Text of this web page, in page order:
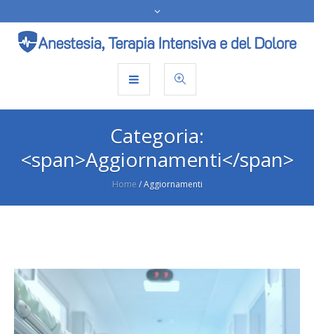
Categoria:
<span>Aggiornamenti</span>
Home /Aggiornamenti